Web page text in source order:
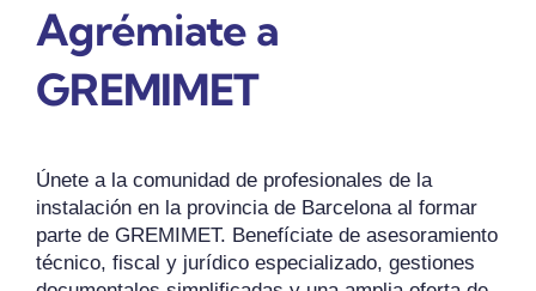
Agrémiate a
GREMIMET
Únete a la comunidad de profesionales de la
instalación en la provincia de Barcelona al formar
parte de GREMIMET. Benefíciate de asesoramiento
técnico, fiscal y jurídico especializado, gestiones